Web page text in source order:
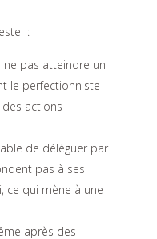
:
pas atteindre un
le perfectionniste
actions
de déléguer par
pas à ses
ce qui mène à une
après des